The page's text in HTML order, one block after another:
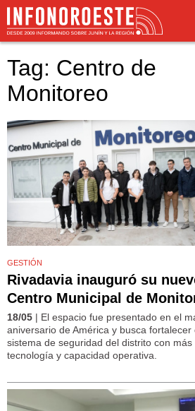
Tag: Centro de
Monitoreo
GESTIÓN
Rivadavia inauguró su
Centro Municipal de
18/05 | El espacio fue presentado en el
aniversario de América y busca fortalecer
sistema de seguridad del distrito con más
tecnología y capacidad operativa.